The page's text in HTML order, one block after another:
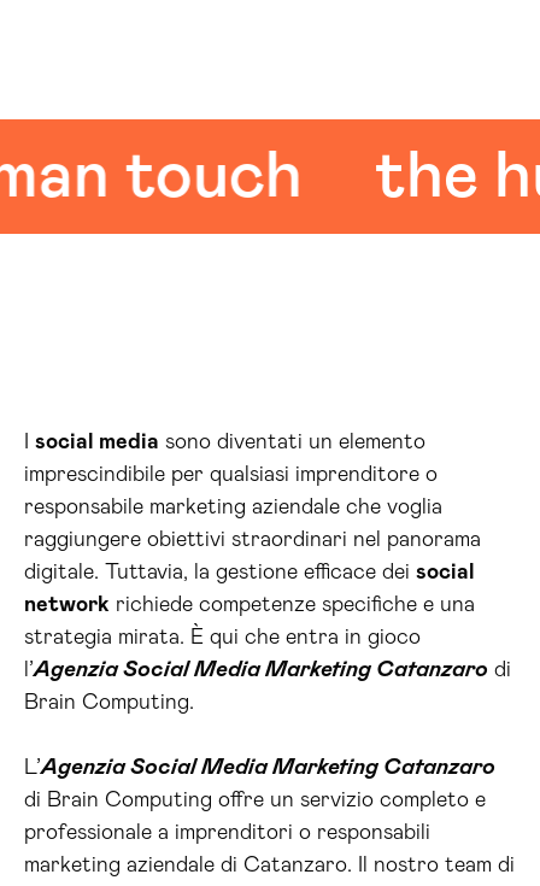
touch the
social media sono diventati un elemento
imprescindibile per qualsiasi imprenditore o
responsabile marketing aziendale che voglia
raggiungere obiettivi straordinari nel panorama
digitale. Tuttavia, la gestione efficace dei social
network richiede competenze specifiche e una
strategia mirata. È qui che entra in gioco
l’Agenzia Social Media Marketing Catanzaro di
Brain Computing.
L’Agenzia Social Media Marketing Catanzaro
di Brain Computing offre un servizio completo e
professionale a imprenditori o responsabili
marketing aziendale di Catanzaro. Il nostro team di